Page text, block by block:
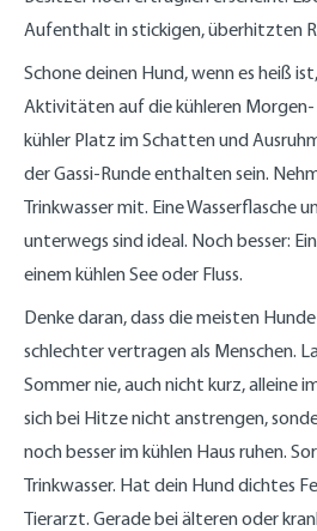
Aufenthalt in stickigen, überhitzten
Schone deinen Hund, wenn es heiß
Aktivitäten auf die kühleren
kühler Platz im Schatten und
der Gassi-Runde enthalten sein.
Trinkwasser mit. Eine Wasserflasche
unterwegs sind ideal. Noch besser:
einem kühlen See oder Fluss.
Denke daran, dass die meisten
schlechter vertragen als Menschen.
Sommer nie, auch nicht kurz, alleine
sich bei Hitze nicht anstrengen,
noch besser im kühlen Haus ruhen.
Trinkwasser. Hat dein Hund dichtes
Tierarzt. Gerade bei älteren oder